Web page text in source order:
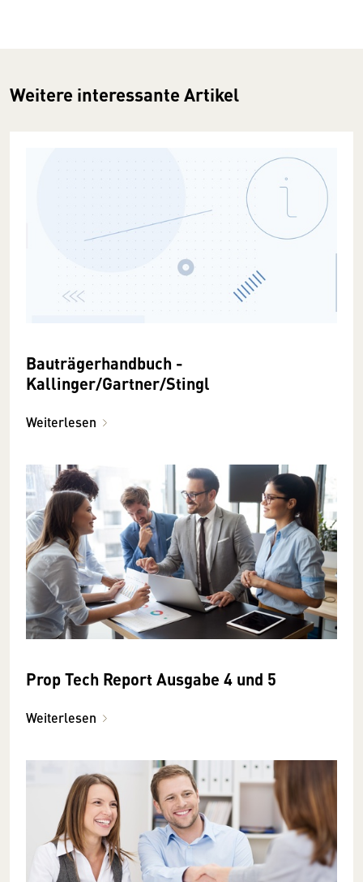
Weitere interessante Artikel
Bauträgerhandbuch -
Kallinger/Gartner/Stingl
Weiterlesen
Prop Tech Report Ausgabe 4 und 5
Weiterlesen